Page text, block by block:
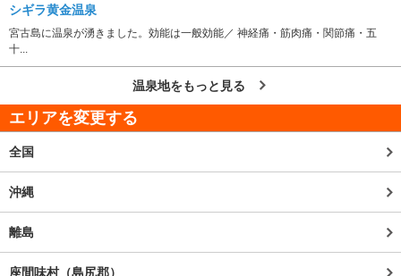
シギラ黄金温泉
宮古島に温泉が湧きました。効能は一般効能／ 神経痛・筋肉痛・関節痛・五
十...
温泉地をもっと見る
エリアを変更する
全国
沖縄
離島
座間味村（島尻郡）